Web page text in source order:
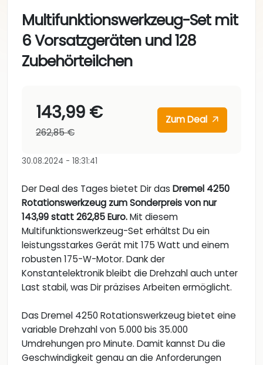
Multifunktionswerkzeug-Set mit
6 Vorsatzgeräten und 128
Zubehörteilchen
143,99 €
262,85 €
Zum Deal
30.08.2024 - 18:31:41
Der Deal des Tages bietet Dir das Dremel 4250
Rotationswerkzeug zum Sonderpreis von nur
143,99 statt 262,85 Euro.Mit diesem
Multifunktionswerkzeug-Set erhältst Du ein
leistungsstarkes Gerät mit 175 Watt und einem
robusten 175-W-Motor. Dank der
Konstantelektronik bleibt die Drehzahl auch unter
Last stabil, was Dir präzises Arbeiten ermöglicht.
Das Dremel 4250 Rotationswerkzeug bietet eine
variable Drehzahl von 5.000 bis 35.000
Umdrehungen pro Minute. Damit kannst Du die
Geschwindigkeit genau an die Anforderungen